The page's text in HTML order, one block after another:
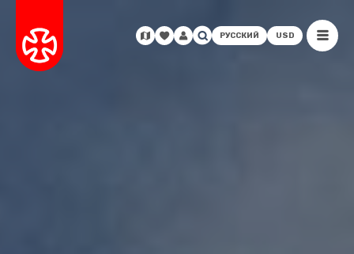
РУССКИЙ USD